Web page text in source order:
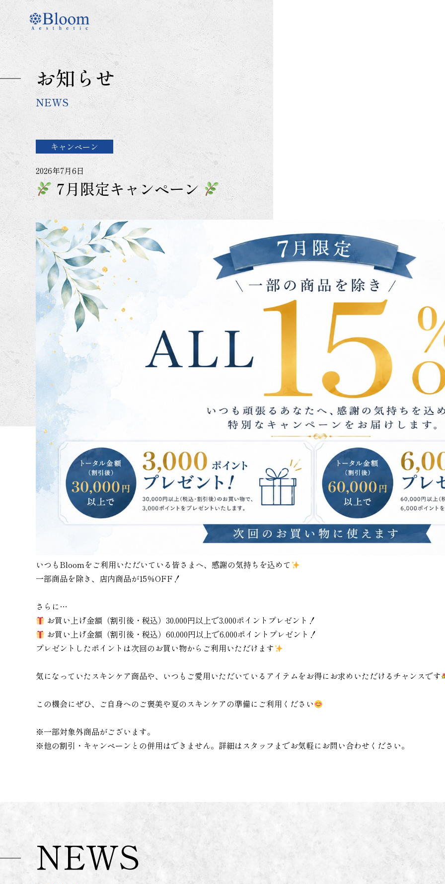
コ
ン
テ
ン
ツ
に
ス
お知らせ
NEWS
キャンペーン
2026年7月6日
7月限定キャンペーン
いつもBloomをご利用いただいている皆さまへ、感謝の気持ちを込めて
一部商品を除き、店内商品が15％OFF！
さらに…
お買い上げ金額（割引後・税込）30,000円以上で3,000ポイントプレゼント！
お買い上げ金額（割引後・税込）60,000円以上で6,000ポイントプレゼント！
プレゼントしたポイントは次回のお買い物からご利用いただけます
気になっていたスキンケア商品や、いつもご愛用いただいているアイテムをお得にお求めいただけるチャンスです
この機会にぜひ、ご自身へのご褒美や夏のスキンケアの準備にご利用ください
※一部対象外商品がございます。
※他の割引・キャンペーンとの併用はできません。詳細はスタッフまでお気軽にお問い合わせください。
NEWS